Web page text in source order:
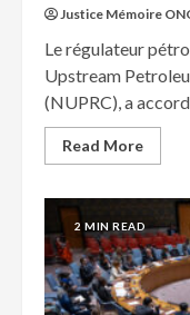
Justice Mémoire
Le régulateur
Upstream
(NUPRC), a
Read More
2 MIN READ